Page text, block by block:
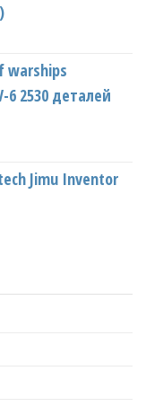
warships
6 2530 деталей
Jimu Inventor